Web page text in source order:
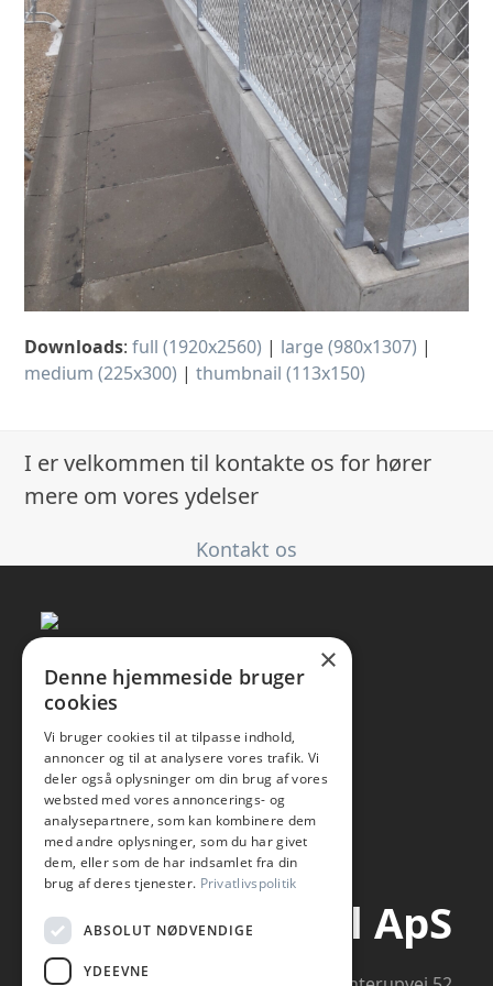
Downloads:full (1920x2560) | large (980x1307) |
medium (225x300) |thumbnail (113x150)
I er velkommen til kontakte os for hører
mere om vores ydelser
Kontakt os
SP-Staal ApS
×
Denne hjemmeside bruger
cookies
Vi bruger cookies til at tilpasse indhold,
annoncer og til at analysere vores trafik. Vi
deler også oplysninger om din brug af vores
websted med vores annoncerings- og
analysepartnere, som kan kombinere dem
med andre oplysninger, som du har givet
dem, eller som de har indsamlet fra din
brug af deres tjenester. Privatlivspolitik
ABSOLUT NØDVENDIGE
YDEEVNE